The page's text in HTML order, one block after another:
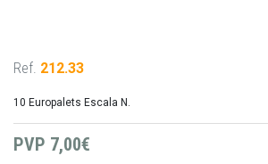
Ref. 212.33
10 Europalets Escala N.
PVP 7,00€